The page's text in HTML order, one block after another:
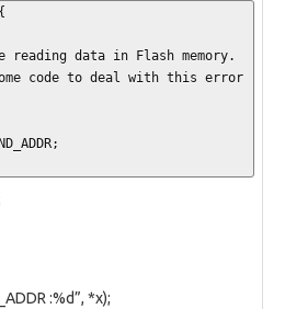
data in Flash memory.
:%d”, *x);